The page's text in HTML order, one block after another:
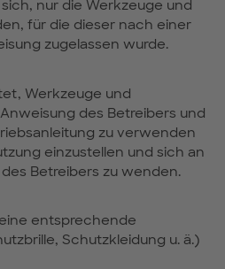
nur die Werkzeuge und
für die dieser nach einer
zugelassen wurde.
Werkzeuge und
des Betreibers und
zu verwenden
einzustellen und sich an
Betreibers zu wenden.
entsprechende
Schutzkleidung u. ä.)